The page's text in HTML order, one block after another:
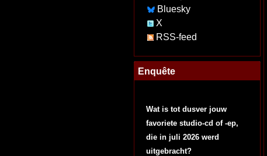
Bluesky
X
RSS-feed
Enquête
Wat is tot dusver jouw
favoriete studio-cd of -ep,
die in juli 2026 werd
uitgebracht?